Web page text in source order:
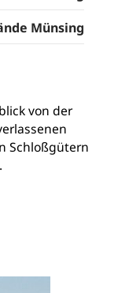
Münsing
von der
Schloßgütern